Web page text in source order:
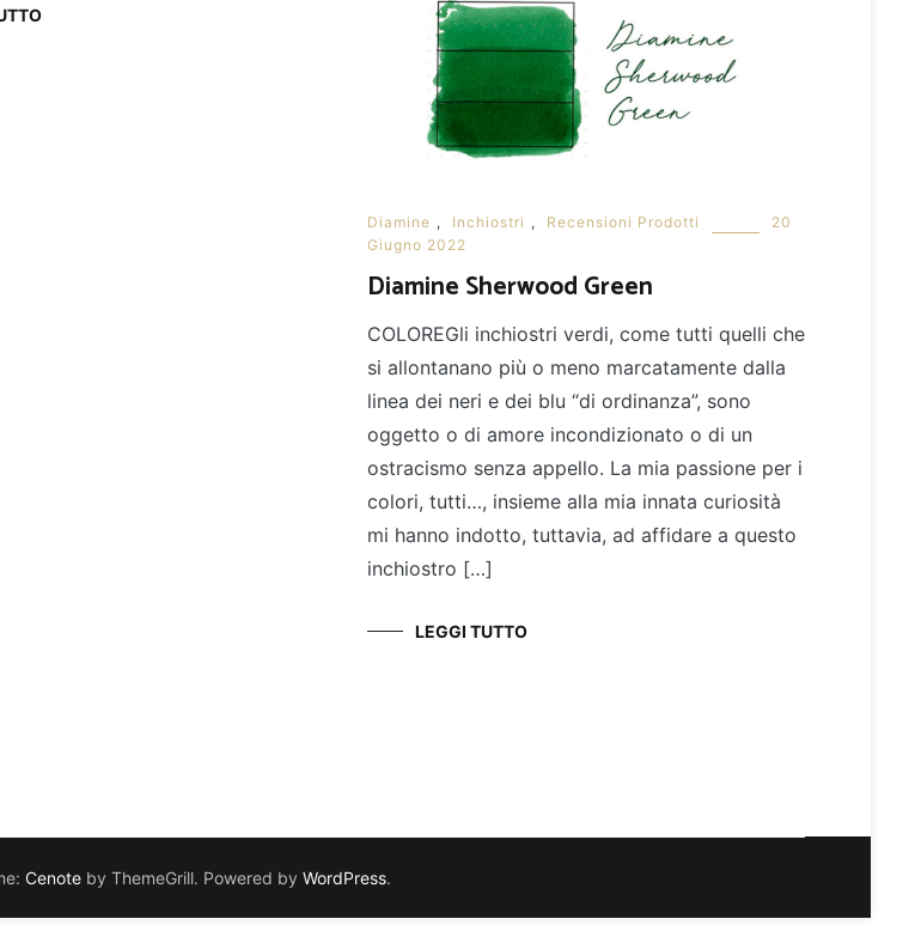
Diamine , Inchiostri , Recensioni Prodotti
20
Giugno 2022
Diamine Sherwood Green
COLOREGli inchiostri verdi, come tutti quelli che
si allontanano più o meno marcatamente dalla
linea dei neri e dei blu “di ordinanza”, sono
oggetto o di amore incondizionato o di un
ostracismo senza appello. La mia passione per i
colori, tutti…, insieme alla mia innata curiosità
mi hanno indotto, tuttavia, ad affidare a questo
inchiostro […]
LEGGI TUTTO
Cenote by ThemeGrill. Powered by WordPress.